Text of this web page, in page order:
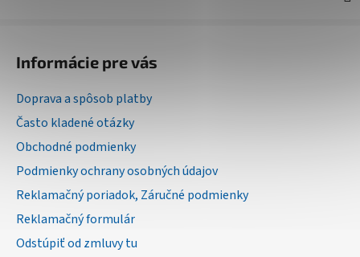
Informácie pre vás
Doprava a spôsob platby
Často kladené otázky
Obchodné podmienky
Podmienky ochrany osobných údajov
Reklamačný poriadok, Záručné podmienky
Reklamačný formulár
Odstúpiť od zmluvy tu